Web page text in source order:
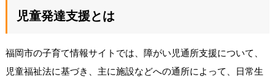
児童発達支援とは
福岡市の子育て情報サイトでは、障がい児通所支援について、
児童福祉法に基づき、主に施設などへの通所によって、日常生